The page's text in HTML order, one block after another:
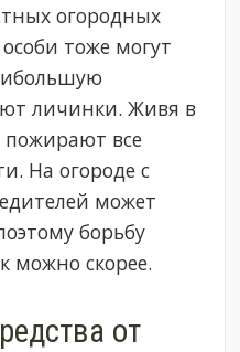
огородных
тоже могут
личинки. Живя в
пожирают все
На огороде с
может
борьбу
можно скорее.
от